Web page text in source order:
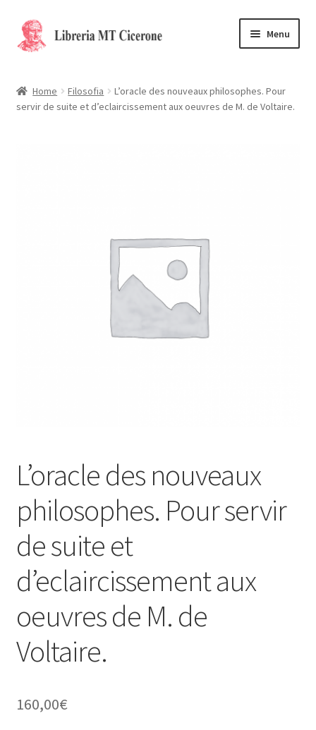
Vai
alla
Vai
al
Menu
Libri rari
Home Filosofia
L’oracle des nouveaux philosophes. Pour
servir de suite et d’eclaircissement aux oeuvres de M. de Voltaire.
L’oracle des nouveaux
philosophes. Pour servir
de suite et
d’eclaircissement aux
oeuvres de M. de
Voltaire.
160,00€